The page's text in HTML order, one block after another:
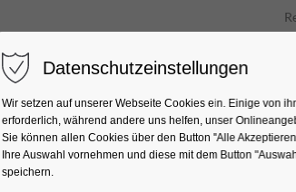
Unterkünfte
Datenschutzeinstellungen
Wir setzen auf unserer Webseite Cookies ein. Einige von
erforderlich, während andere uns helfen, unser
Sie können allen Cookies über den Button "Alle
Ihre Auswahl vornehmen und diese mit dem Button
speichern.